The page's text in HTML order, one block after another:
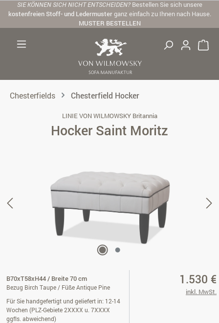
Zum Hauptinhalt springen
SIE KÖNNEN SICH NICHT ENTSCHEIDEN? Bestellen Sie sich unsere
kostenfreien Stoff- und Ledermusterganz einfach zu Ihnen nach Hause.
MUSTER BESTELLEN
Chesterfields Chesterfield Hocker
LINIE VON WILMOWSKY Britannia
Hocker Saint Moritz
B70xT58xH44 / Breite 70 cm
Bezug Birch Taupe / Füße Antique Pine
Für Sie handgefertigt und geliefert in: 12-14
Wochen (PLZ-Gebiete 2XXXX u. 7XXXX
ggfls. abweichend)
1.530 €
inkl. MwSt.